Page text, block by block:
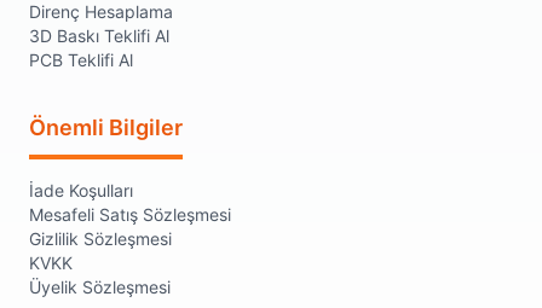
Direnç Hesaplama
3D Baskı Teklifi Al
PCB Teklifi Al
Önemli Bilgiler
İade Koşulları
Mesafeli Satış Sözleşmesi
Gizlilik Sözleşmesi
KVKK
Üyelik Sözleşmesi